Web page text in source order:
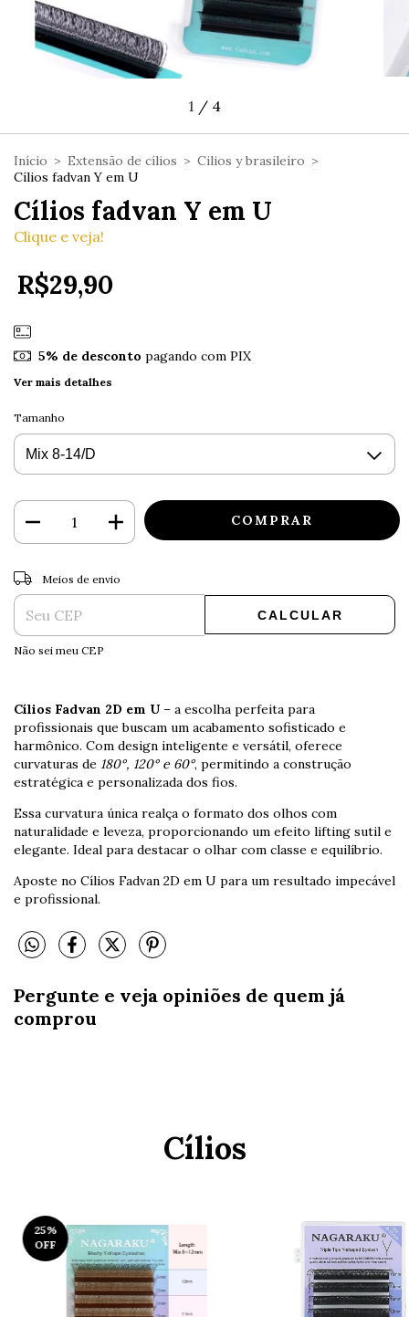
1 / 4
Início > Extensão de cílios > Cilios y brasileiro >
Cílios fadvan Y em U
Cílios fadvan Y em U
Clique e veja!
R$29,90
5% de desconto pagando com PIX
Ver mais detalhes
Tamanho
Entregas para o CEP:
Meios de envio
CALCULAR
Não sei meu CEP
Cílios Fadvan 2D em U – a escolha perfeita para
profissionais que buscam um acabamento sofisticado e
harmônico. Com design inteligente e versátil, oferece
curvaturas de 180°, 120° e 60°, permitindo a construção
estratégica e personalizada dos fios.
Essa curvatura única realça o formato dos olhos com
naturalidade e leveza, proporcionando um efeito lifting sutil e
elegante. Ideal para destacar o olhar com classe e equilíbrio.
Aposte no Cílios Fadvan 2D em U para um resultado impecável
e profissional.
Pergunte e veja opiniões de quem já
comprou
Cílios
25%
OFF